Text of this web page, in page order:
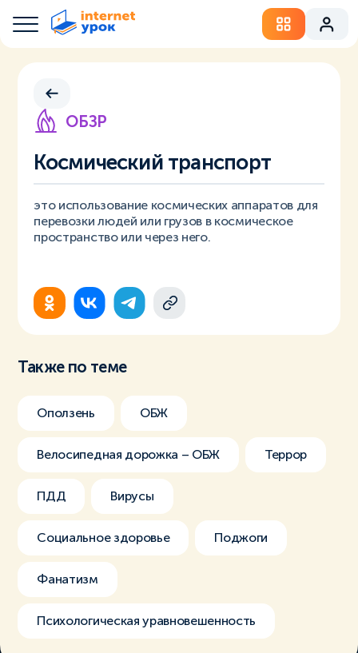
ОБЗР
Космический транспорт
это использование космических аппаратов для
перевозки людей или грузов в космическое
пространство или через него.
Также по теме
Оползень ОБЖ
Велосипедная дорожка – ОБЖ Террор
ПДД Вирусы
Социальное здоровье Поджоги
Фанатизм
Психологическая уравновешенность